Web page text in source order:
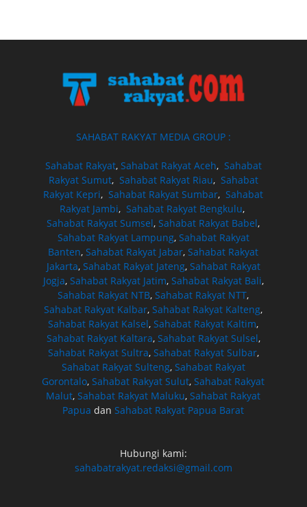
SAHABAT RAKYAT MEDIA GROUP :
Sahabat Rakyat, Sahabat Rakyat Aceh, Sahabat
Rakyat Sumut, Sahabat Rakyat Riau, Sahabat
Rakyat Kepri,Sahabat Rakyat Sumbar,Sahabat
Rakyat Jambi, Sahabat Rakyat Bengkulu,
Sahabat Rakyat Sumsel,Sahabat Rakyat Babel,
Sahabat Rakyat Lampung, Sahabat Rakyat
Banten,Sahabat Rakyat Jabar,Sahabat Rakyat
Jakarta, Sahabat Rakyat Jateng, Sahabat Rakyat
Jogja, Sahabat Rakyat Jatim, Sahabat Rakyat Bali,
Sahabat Rakyat NTB,Sahabat Rakyat NTT,
Sahabat Rakyat Kalbar,Sahabat Rakyat Kalteng,
Sahabat Rakyat Kalsel,Sahabat Rakyat Kaltim,
Sahabat Rakyat Kaltara, Sahabat Rakyat Sulsel,
Sahabat Rakyat Sultra, Sahabat Rakyat Sulbar,
Sahabat Rakyat Sulteng, Sahabat Rakyat
Gorontalo,Sahabat Rakyat Sulut,Sahabat Rakyat
Malut,Sahabat Rakyat Maluku,Sahabat Rakyat
Papua danSahabat Rakyat Papua Barat
Hubungi kami:
sahabatrakyat.redaksi@gmail.com